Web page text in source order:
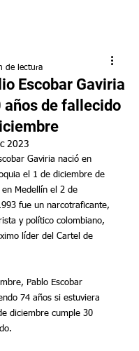
Escobar Gaviria
años de fallecido
de lectura
2023
Gaviria nació en
el 1 de diciembre de
en Medellín el 2 de
fue un narcotraficante,
y político colombiano,
líder del Cartel de
Pablo Escobar
74 años si estuviera
diciembre cumple 30